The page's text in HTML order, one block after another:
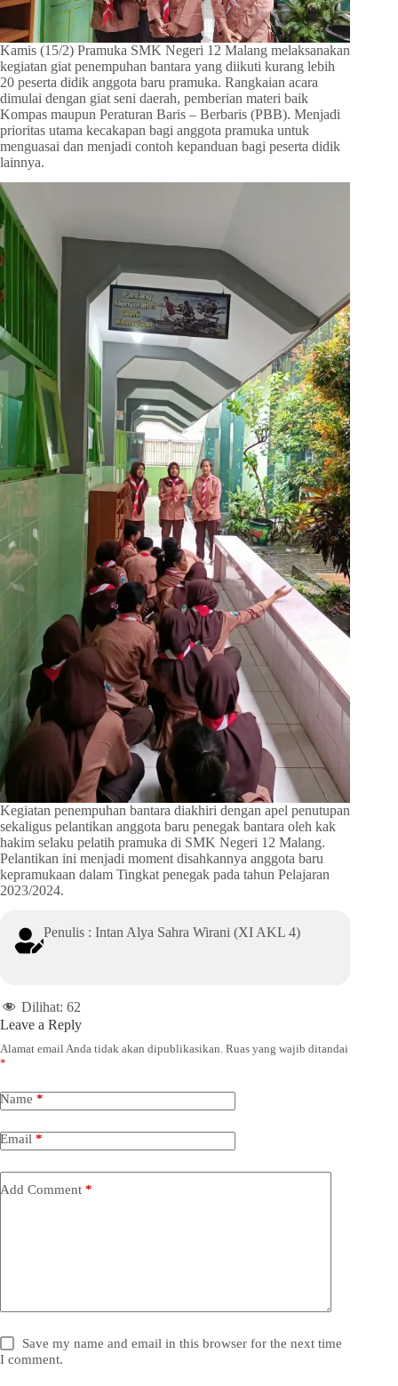
Kamis (15/2) Pramuka SMK Negeri 12 Malang melaksanakan
kegiatan giat penempuhan bantara yang diikuti kurang lebih
20 peserta didik anggota baru pramuka. Rangkaian acara
dimulai dengan giat seni daerah, pemberian materi baik
Kompas maupun Peraturan Baris – Berbaris (PBB). Menjadi
prioritas utama kecakapan bagi anggota pramuka untuk
menguasai dan menjadi contoh kepanduan bagi peserta didik
lainnya.
Kegiatan penempuhan bantara diakhiri dengan apel penutupan
sekaligus pelantikan anggota baru penegak bantara oleh kak
hakim selaku pelatih pramuka di SMK Negeri 12 Malang.
Pelantikan ini menjadi moment disahkannya anggota baru
kepramukaan dalam Tingkat penegak pada tahun Pelajaran
2023/2024.
Penulis : Intan Alya Sahra Wirani (XI AKL 4)
Dilihat: 62
Leave a Reply
Alamat email Anda tidak akan dipublikasikan. Ruas yang wajib ditandai
*
Name *
Email *
Add Comment *
Save my name and email in this browser for the next time
I comment.